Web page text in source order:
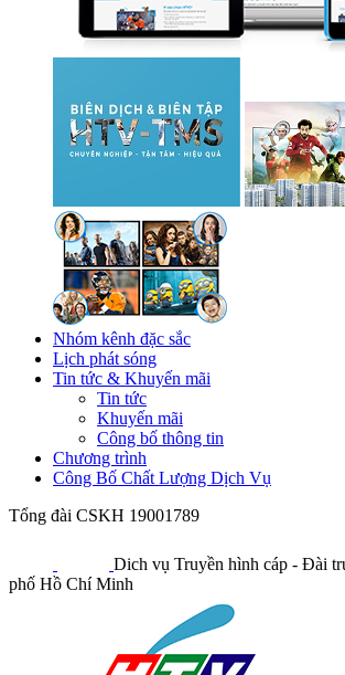
Nhóm kênh đặc sắc
Lịch phát sóng
Tin tức & Khuyến mãi
Tin tức
Khuyến mãi
Công bố thông tin
Chương trình
Công Bố Chất Lượng Dịch Vụ
Tổng đài CSKH 19001789
Dich vụ Truyền hình cáp - Đài
phố Hồ Chí Minh